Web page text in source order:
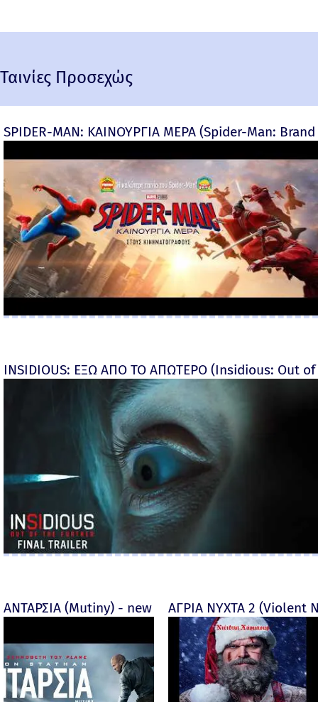
Ταινίες Προσεχώς
SPIDER-MAN: ΚΑΙΝΟΥΡΓΙΑ ΜΕΡΑ (Spider-Man:
INSIDIOUS: ΕΞΩ ΑΠΟ ΤΟ ΑΠΩΤΕΡΟ (Insidious: Out
ΑΝΤΑΡΣΙΑ (Mutiny) - new ΑΓΡΙΑ ΝΥΧΤΑ 2 (Violent